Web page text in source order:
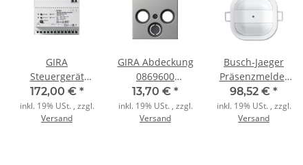
GIRA
Steuergerät
128700 Audio
Türkommunikation
REG
172,00 € *
inkl. 19% USt. , zzgl.
Versand
GIRA Abdeckung
0869600
Koacial-
Antennenst. 55
Edelstahl
13,70 € *
inkl. 19% USt. , zzgl.
Versand
Busch-Jaeger
Präsenzmelder
6819/60-24 ws
mt studiows mt
98,52 € *
inkl. 19% USt. , zzgl.
Versand